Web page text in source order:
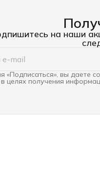
на наши
«Подписаться», вы даете
целях получения